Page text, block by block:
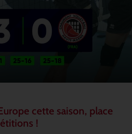
cette saison, place
!